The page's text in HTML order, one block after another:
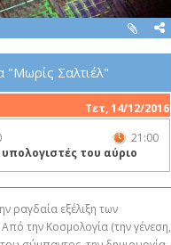
"Μωρίς Σαλτιέλ"
Τετ, 14/12/2016
21:00
υπολογιστές του αύριο
ραγδαία εξέλιξη των
την Κοσμολογία (την γένεση,